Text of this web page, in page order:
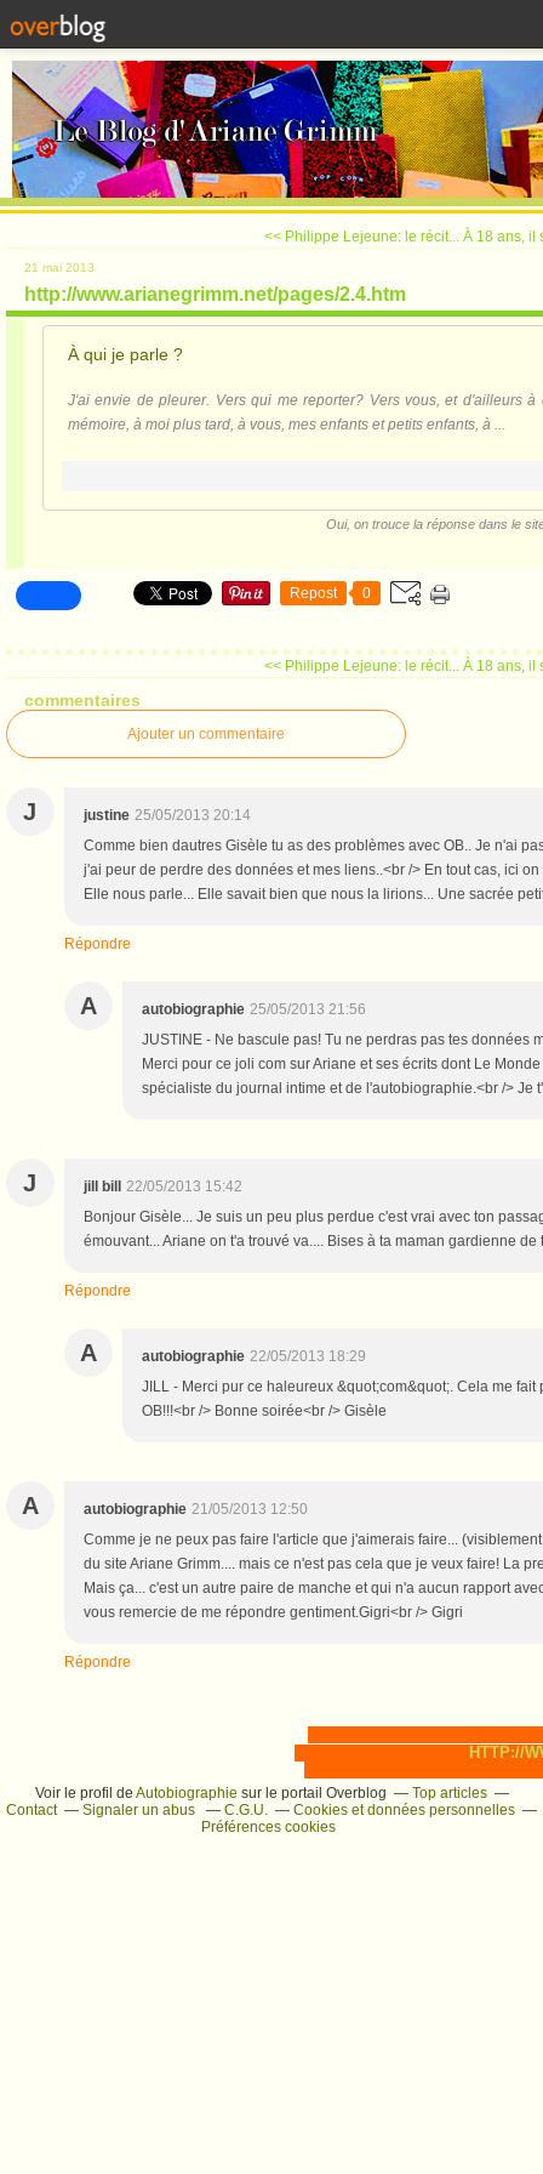
<< Philippe Lejeune: le récit... À 18 ans, il
21 mai 2013
http://www.arianegrimm.net/pages/2.4.htm
À qui je parle ?
J'ai envie de pleurer. Vers qui me reporter? Vers vous, et d'ailleurs
mémoire, à moi plus tard, à vous, mes enfants et petits enfants, à ...
Oui, on trouce la réponse dans le
Repost 0
<< Philippe Lejeune: le récit... À 18 ans, il
commentaires
Ajouter un commentaire
J justine 25/05/2013 20:14
Comme bien dautres Gisèle tu as des problèmes avec OB.. Je n'ai
j'ai peur de perdre des données et mes liens..<br /> En tout cas, ici
Elle nous parle... Elle savait bien que nous la lirions... Une sacrée
Répondre
A autobiographie 25/05/2013 21:56
JUSTINE - Ne bascule pas! Tu ne perdras pas tes données
Merci pour ce joli com sur Ariane et ses écrits dont Le
spécialiste du journal intime et de l'autobiographie.<br /> Je
J jill bill
22/05/2013 15:42
Bonjour Gisèle... Je suis un peu plus perdue c'est vrai avec ton
émouvant... Ariane on t'a trouvé va.... Bises à ta maman gardienne
Répondre
A autobiographie 22/05/2013 18:29
JILL - Merci pur ce haleureux &quot;com&quot;. Cela me
OB!!!<br /> Bonne soirée<br /> Gisèle
A autobiographie 21/05/2013 12:50
Comme je ne peux pas faire l'article que j'aimerais faire...
du site Ariane Grimm.... mais ce n'est pas cela que je veux faire! La
Mais ça... c'est un autre paire de manche et qui n'a aucun rapport
vous remercie de me répondre gentiment.Gigri<br /> Gigri
Répondre
HTTP://
Voir le profil de Autobiographie sur le portail Overblog
Top articles
Contact
Signaler un abus C.G.U.
Cookies et données personnelles
Préférences cookies